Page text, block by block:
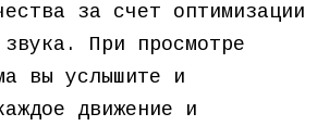
за счет оптимизации
При просмотре
вы услышите и
движение и